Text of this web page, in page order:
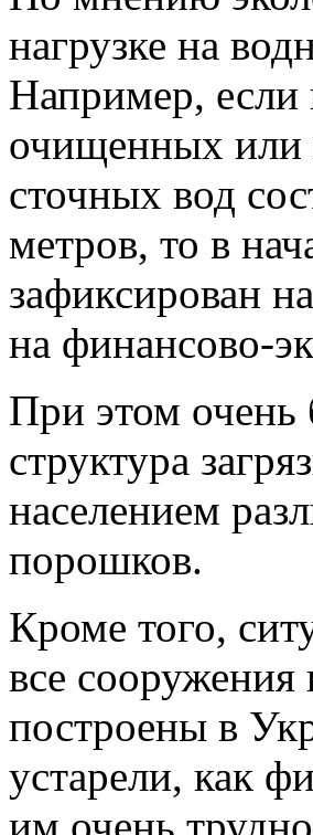
нагрузке на
Например, если
очищенных
сточных вод
метров, то в
зафиксирован
на финансово-
При этом очень
структура
населением
порошков.
Кроме того,
все сооружения
построены в
устарели, как
им очень